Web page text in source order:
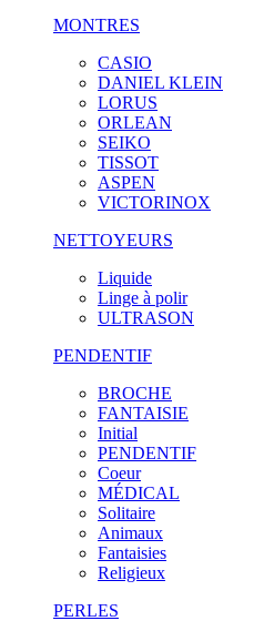
MONTRES
CASIO
DANIEL KLEIN
LORUS
ORLEAN
SEIKO
TISSOT
ASPEN
VICTORINOX
NETTOYEURS
Liquide
Linge à polir
ULTRASON
PENDENTIF
BROCHE
FANTAISIE
Initial
PENDENTIF
Coeur
MÉDICAL
Solitaire
Animaux
Fantaisies
Religieux
PERLES